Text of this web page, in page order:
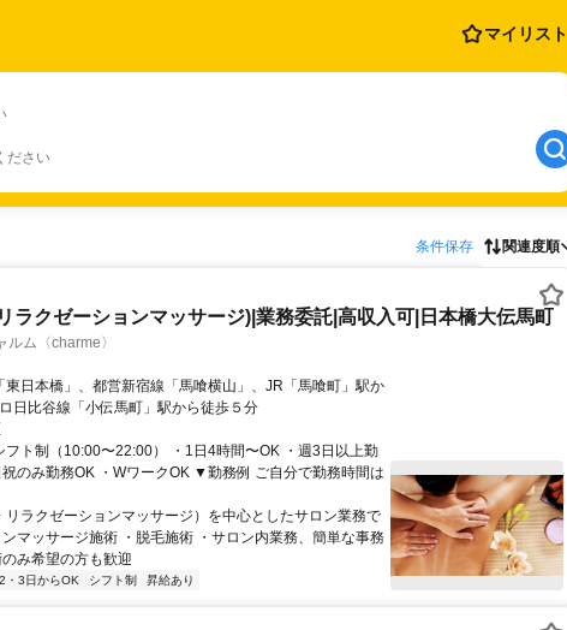
マイリスト
ださい
条件保存 関連度順
ラクゼーションマッサージ)|業務委託|高収入可|日本橋大伝馬町
ム〈charme〉
日比谷線「小伝馬町」駅から徒歩５分
フト制（10:00〜22:00） ・1日4時間〜OK ・週3日以上勤
のみ勤務OK ・WワークOK ▼勤務例 ご自分で勤務時間は
リラクゼーションマッサージ）を中心としたサロン業務で
マッサージ施術 ・脱毛施術 ・サロン内業務、簡単な事務
み希望の方も歓迎
・3日からOK シフト制 昇給あり